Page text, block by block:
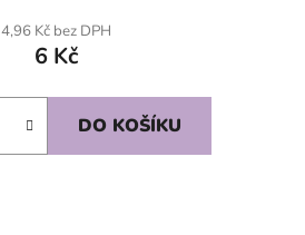
4,96 Kč bez DPH
6 Kč
DO KOŠÍKU